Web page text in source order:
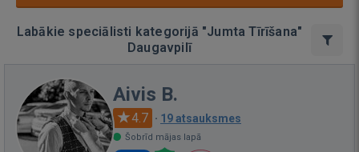
Labākie speciālisti kategorijā "Jumta Tīrīšana"
Daugavpilī
Aivis B.
4.7 · 19 atsauksmes
Šobrīd mājas lapā